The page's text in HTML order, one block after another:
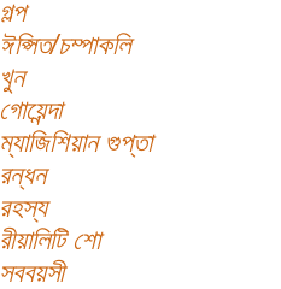
গল্প
ঈপ্সিত/চম্পাকলি
খুন
গোয়েন্দা
ম্যাজিশিয়ান গুপ্তা
রন্ধন
রহস্য
রীয়ালিটি শো
সববয়সী